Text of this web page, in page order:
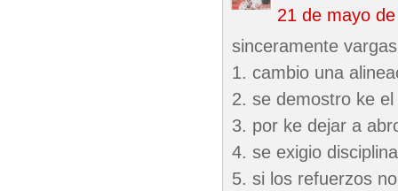
21 de mayo
sinceramente
1. cambio una
2. se demostro ke
3. por ke dejar a
4. se exigio
5. si los refuerzos